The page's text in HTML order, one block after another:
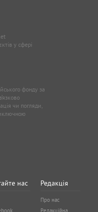
у сфері
фонду за
чи погляди,
нас Редакція
Про нас
Редакційна